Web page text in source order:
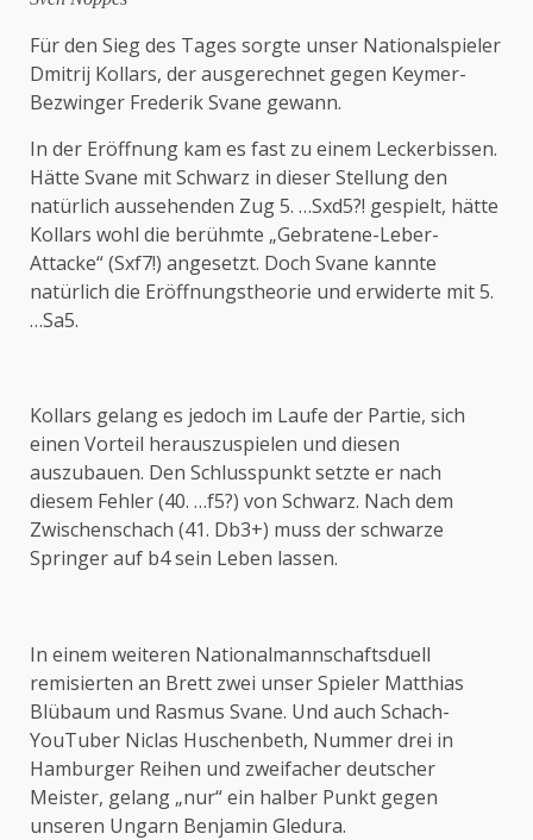
Für den Sieg des Tages sorgte unser Nationalspieler
Dmitrij Kollars, der ausgerechnet gegen Keymer-
Bezwinger Frederik Svane gewann.
In der Eröffnung kam es fast zu einem Leckerbissen.
Hätte Svane mit Schwarz in dieser Stellung den
natürlich aussehenden Zug 5. …Sxd5?! gespielt, hätte
Kollars wohl die berühmte „Gebratene-Leber-
Attacke“ (Sxf7!) angesetzt. Doch Svane kannte
natürlich die Eröffnungstheorie und erwiderte mit 5.
…Sa5.
Kollars gelang es jedoch im Laufe der Partie, sich
einen Vorteil herauszuspielen und diesen
auszubauen. Den Schlusspunkt setzte er nach
diesem Fehler (40. …f5?) von Schwarz. Nach dem
Zwischenschach (41. Db3+) muss der schwarze
Springer auf b4 sein Leben lassen.
In einem weiteren Nationalmannschaftsduell
remisierten an Brett zwei unser Spieler Matthias
Blübaum und Rasmus Svane. Und auch Schach-
YouTuber Niclas Huschenbeth, Nummer drei in
Hamburger Reihen und zweifacher deutscher
Meister, gelang „nur“ ein halber Punkt gegen
unseren Ungarn Benjamin Gledura.